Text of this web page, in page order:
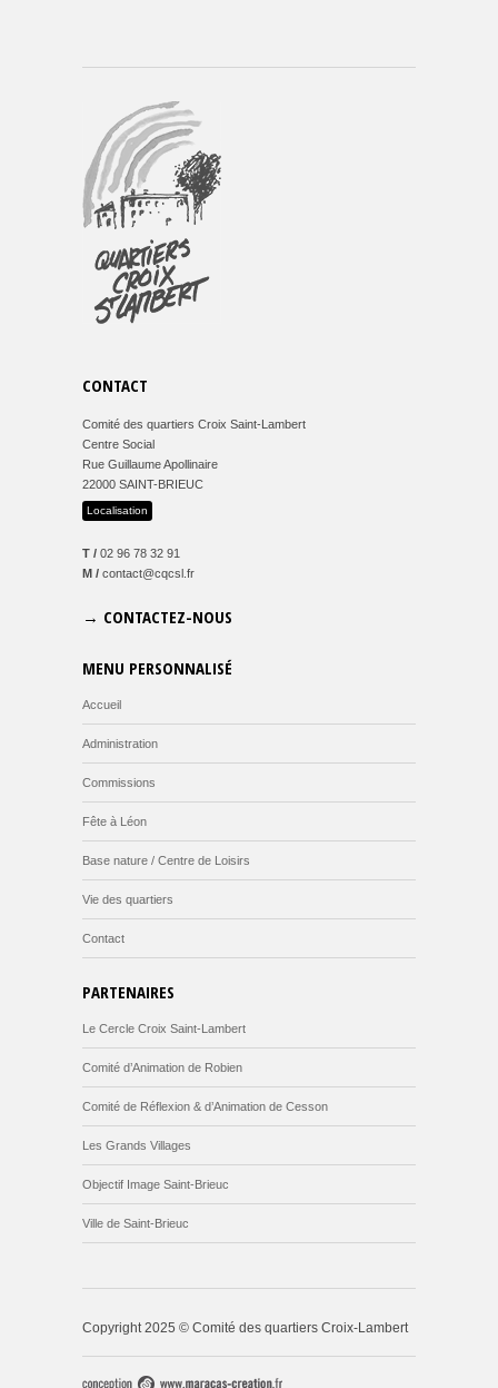
CONTACT
Comité des quartiers Croix Saint-Lambert
Centre Social
Rue Guillaume Apollinaire
22000 SAINT-BRIEUC
Localisation
T / 02 96 78 32 91
M / contact@cqcsl.fr
→ CONTACTEZ-NOUS
MENU PERSONNALISÉ
Accueil
Administration
Commissions
Fête à Léon
Base nature / Centre de Loisirs
Vie des quartiers
Contact
PARTENAIRES
Le Cercle Croix Saint-Lambert
Comité d’Animation de Robien
Comité de Réflexion & d’Animation de Cesson
Les Grands Villages
Objectif Image Saint-Brieuc
Ville de Saint-Brieuc
Copyright 2025 © Comité des quartiers Croix-Lambert